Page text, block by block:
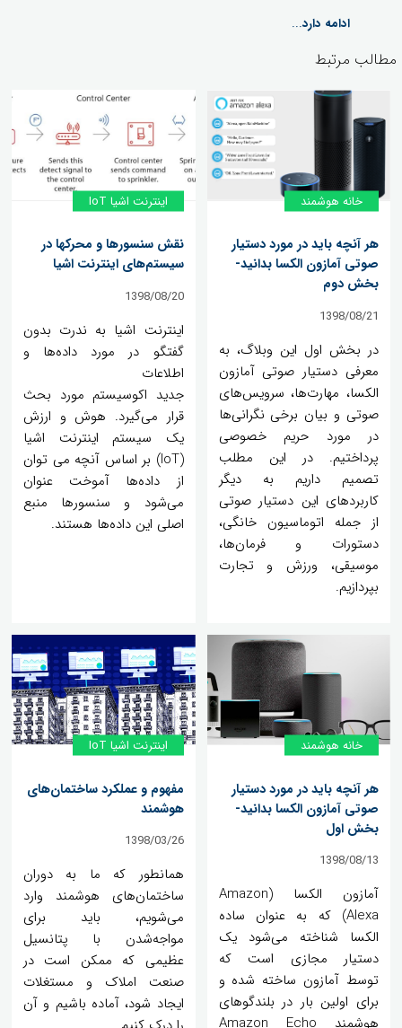
ادامه دارد...
مطالب مرتبط
خانه‌ هوشمند
هر آنچه باید در مورد دستیار
صوتی آمازون الکسا بدانید-
بخش دوم
1398/08/21
در بخش اول این وبلاگ، به
معرفی دستیار صوتی آمازون
الکسا، مهارت‌ها، سرویس‌های
صوتی و بیان برخی نگرانی‌ها
در مورد حریم خصوصی
پرداختیم. در این مطلب
تصمیم داریم به دیگر
کاربردهای این دستیار صوتی
از جمله اتوماسیون خانگی،
دستورات و فرمان‌ها،
موسیقی، ورزش و تجارت
بپردازیم.
اینترنت اشیا IoT
نقش سنسورها و محرکها در
سیستم‌های اینترنت اشیا
1398/08/20
اینترنت اشیا به ندرت بدون
گفتگو در مورد داده‌ها و
اطلاعات
جدید اکوسیستم مورد بحث
قرار می‌گیرد. هوش و ارزش
یک سیستم اینترنت اشیا
(IoT) بر اساس آنچه می توان
از داده‌ها آموخت عنوان
می‌شود و سنسورها منبع
اصلی این داده‌ها هستند.
خانه‌ هوشمند
هر آنچه باید در مورد دستیار
صوتی آمازون الکسا بدانید-
بخش اول
1398/08/13
آمازون الکسا (Amazon
Alexa) که به عنوان ساده
الکسا شناخته می‌شود یک
دستیار مجازی است که
توسط آمازون ساخته شده و
برای اولین بار در بلندگوهای
هوشمند Amazon Echo
اینترنت اشیا IoT
مفهوم و عملکرد ساختمان‌های
هوشمند
1398/03/26
همانطور که ما به دوران
ساختمان‌های هوشمند وارد
می‌شویم، باید برای
مواجه‌شدن با پتانسیل
عظیمی که ممکن است در
صنعت املاک و مستغلات
ایجاد شود، آماده ‌باشیم و آن